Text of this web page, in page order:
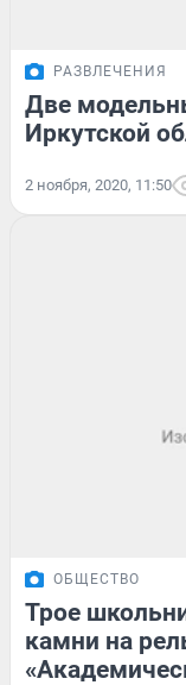
РАЗВЛЕЧЕНИЯ
Две
Иркутской
2 ноября, 2020, 11:50
ОБЩЕСТВО
Трое
камни на